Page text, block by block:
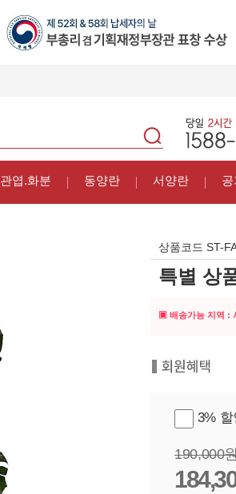
관엽.화분 동양란 서양란
상품코드 ST-
특별 상
▣ 배송가능 지역 :
3% 할
190,000